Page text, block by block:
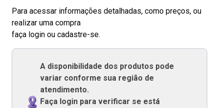
Para acessar informações detalhadas, como preços, ou
realizar uma compra
faça login ou cadastre-se.
A disponibilidade dos produtos pode
variar conforme sua região de
atendimento.
Faça login para verificar se está